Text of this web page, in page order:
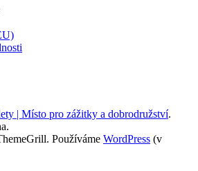
| Místo pro zážitky a dobrodružství.
Používáme WordPress (v